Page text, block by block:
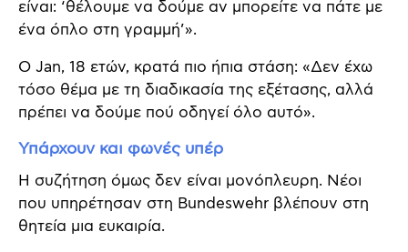
είναι: ‘θέλουμε να δούμε αν μπορείτε να πάτε με
ένα όπλο στη γραμμή’».
Ο Jan, 18 ετών, κρατά πιο ήπια στάση: «Δεν έχω
τόσο θέμα με τη διαδικασία της εξέτασης, αλλά
πρέπει να δούμε πού οδηγεί όλο αυτό».
Υπάρχουν και φωνές υπέρ
Η συζήτηση όμως δεν είναι μονόπλευρη. Νέοι
που υπηρέτησαν στη Bundeswehr βλέπουν στη
θητεία μια ευκαιρία.